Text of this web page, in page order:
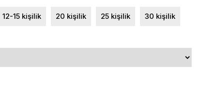
12-15 kişilik 20 kişilik 25 kişilik 30 kişilik